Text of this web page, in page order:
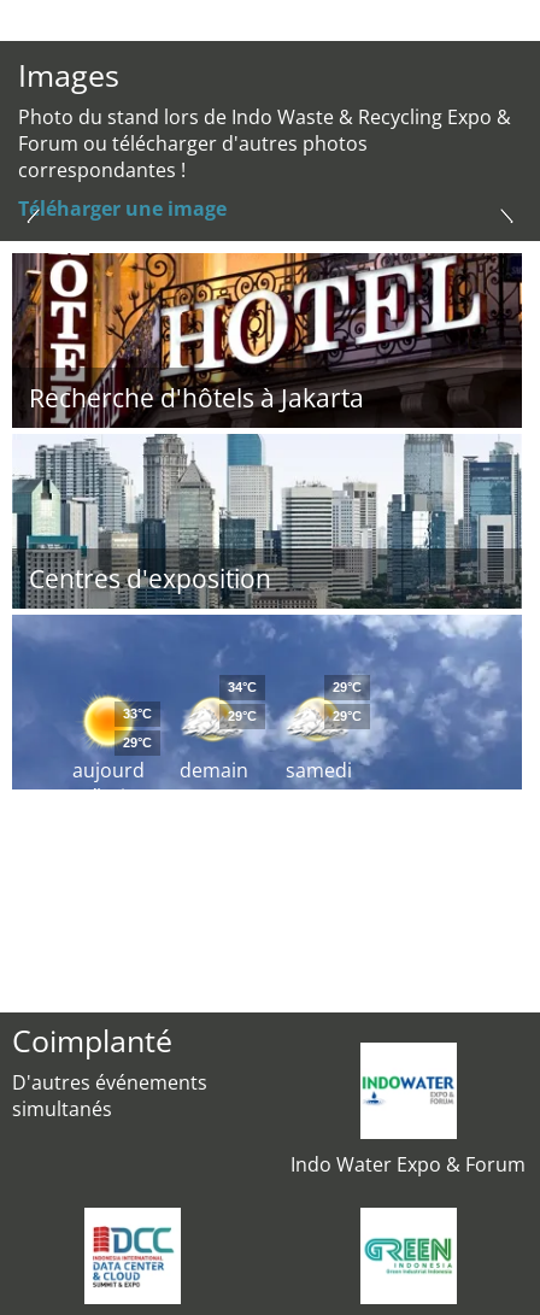
Images
Photo du stand lors de Indo Waste & Recycling Expo &
Forum ou télécharger d'autres photos
correspondantes !
Téléharger une image
Recherche d'hôtels à Jakarta
Centres d'exposition
aujourd
´hui
33°C
29°C
demain
34°C
29°C
samedi
29°C
29°C
Coimplanté
D'autres événements
simultanés
Indo Water Expo & Forum